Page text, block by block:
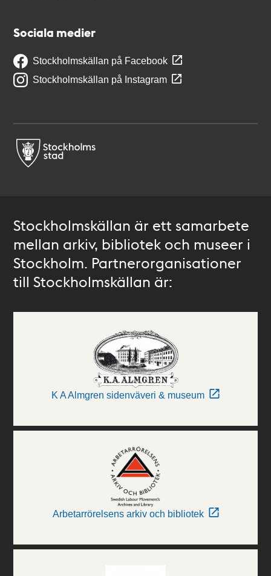
Sociala medier
Stockholmskällan på Facebook
Stockholmskällan på Instagram
Stockholmskällan är ett samarbete
mellan arkiv, bibliotek och museer i
Stockholm. Partnerorganisationer
till Stockholmskällan är:
K A Almgren sidenväveri & museum
Arbetarrörelsens arkiv och bibliotek